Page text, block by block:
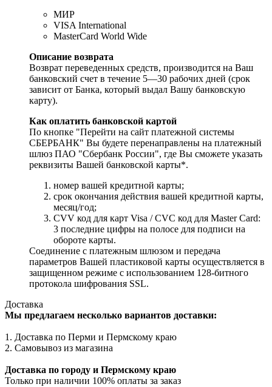
МИР
VISA International
MasterCard World Wide
Описание возврата
Возврат переведенных средств, производится на Ваш
банковский счет в течение 5—30 рабочих дней (срок
зависит от Банка, который выдал Вашу банковскую
карту).
Как оплатить банковской картой
По кнопке "Перейти на сайт платежной системы
СБЕРБАНК" Вы будете перенаправлены на платежный
шлюз ПАО "Сбербанк России", где Вы сможете указать
реквизиты Вашей банковской карты*.
номер вашей кредитной карты;
cрок окончания действия вашей кредитной карты,
месяц/год;
CVV код для карт Visa / CVC код для Master Card:
3 последние цифры на полосе для подписи на
обороте карты.
Соединение с платежным шлюзом и передача
параметров Вашей пластиковой карты осуществляется в
защищенном режиме с использованием 128-битного
протокола шифрования SSL.
Доставка
Мы предлагаем несколько вариантов доставки:
1. Доставка по Перми и Пермскому краю
2. Самовывоз из магазина
Доставка по городу и Пермскому краю
Только при наличии 100% оплаты за заказ